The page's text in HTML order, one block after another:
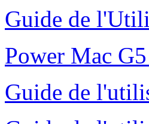
Guide de
Power Mac
Guide de